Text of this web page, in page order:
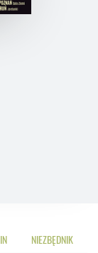
NIEZBĘDNIK